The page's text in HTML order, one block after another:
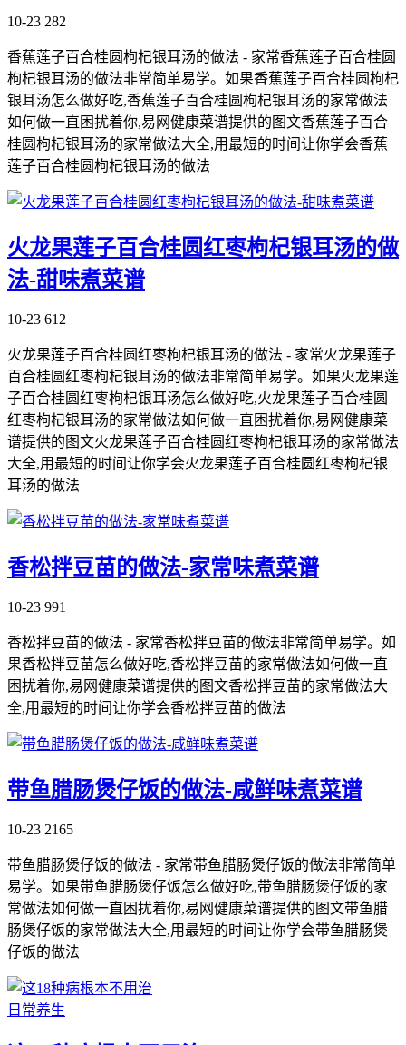
10-23 282
香蕉莲子百合桂圆枸杞银耳汤的做法 - 家常香蕉莲子百合桂圆
枸杞银耳汤的做法非常简单易学。如果香蕉莲子百合桂圆枸杞
银耳汤怎么做好吃,香蕉莲子百合桂圆枸杞银耳汤的家常做法
如何做一直困扰着你,易网健康菜谱提供的图文香蕉莲子百合
桂圆枸杞银耳汤的家常做法大全,用最短的时间让你学会香蕉
莲子百合桂圆枸杞银耳汤的做法
火龙果莲子百合桂圆红枣枸杞银耳汤的做
法-甜味煮菜谱
10-23 612
火龙果莲子百合桂圆红枣枸杞银耳汤的做法 - 家常火龙果莲子
百合桂圆红枣枸杞银耳汤的做法非常简单易学。如果火龙果莲
子百合桂圆红枣枸杞银耳汤怎么做好吃,火龙果莲子百合桂圆
红枣枸杞银耳汤的家常做法如何做一直困扰着你,易网健康菜
谱提供的图文火龙果莲子百合桂圆红枣枸杞银耳汤的家常做法
大全,用最短的时间让你学会火龙果莲子百合桂圆红枣枸杞银
耳汤的做法
香松拌豆苗的做法-家常味煮菜谱
10-23 991
香松拌豆苗的做法 - 家常香松拌豆苗的做法非常简单易学。如
果香松拌豆苗怎么做好吃,香松拌豆苗的家常做法如何做一直
困扰着你,易网健康菜谱提供的图文香松拌豆苗的家常做法大
全,用最短的时间让你学会香松拌豆苗的做法
带鱼腊肠煲仔饭的做法-咸鲜味煮菜谱
10-23 2165
带鱼腊肠煲仔饭的做法 - 家常带鱼腊肠煲仔饭的做法非常简单
易学。如果带鱼腊肠煲仔饭怎么做好吃,带鱼腊肠煲仔饭的家
常做法如何做一直困扰着你,易网健康菜谱提供的图文带鱼腊
肠煲仔饭的家常做法大全,用最短的时间让你学会带鱼腊肠煲
仔饭的做法
日常养生